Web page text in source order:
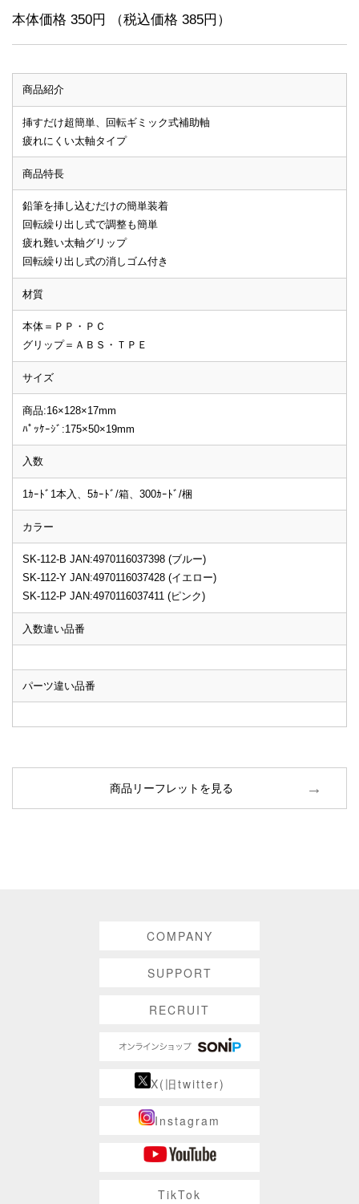
本体価格 350円 （税込価格 385円）
商品紹介
挿すだけ超簡単、回転ギミック式補助軸
疲れにくい太軸タイプ
商品特長
鉛筆を挿し込むだけの簡単装着
回転繰り出し式で調整も簡単
疲れ難い太軸グリップ
回転繰り出し式の消しゴム付き
材質
本体＝ＰＰ・ＰＣ
グリップ＝ＡＢＳ・ＴＰＥ
サイズ
商品:16×128×17mm
ﾊﾟｯｹｰｼﾞ:175×50×19mm
入数
1ｶｰﾄﾞ1本入、5ｶｰﾄﾞ/箱、300ｶｰﾄﾞ/梱
カラー
SK-112-B JAN:4970116037398 (ブルー)
SK-112-Y JAN:4970116037428 (イエロー)
SK-112-P JAN:4970116037411 (ピンク)
入数違い品番
パーツ違い品番
商品リーフレットを見る
COMPANY
SUPPORT
RECRUIT
X(旧twitter)
Instagram
TikTok